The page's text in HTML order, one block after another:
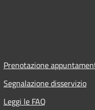
Prenotazione
Segnalazione disservizio
Leggi le FAQ